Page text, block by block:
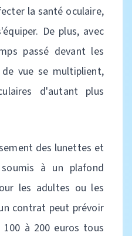
la santé oculaire,
De plus, avec
passé devant les
vue se multiplient,
d'autant plus
des lunettes et
à un plafond
les adultes ou les
contrat peut prévoir
à 200 euros tous